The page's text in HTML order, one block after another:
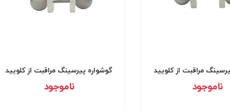
پیرسینگ مراقبت از کلویید
ناموجود
گوشواره پیرسینگ مراقبت
ناموجود